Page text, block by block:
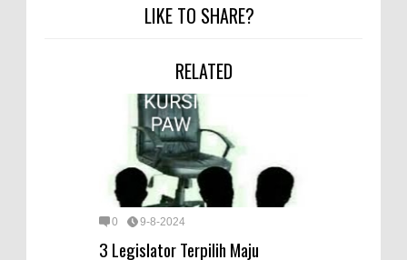
LIKE TO SHARE?
RELATED
0 9-8-2024
3 Legislator Terpilih Maju